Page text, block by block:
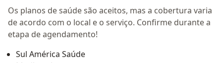
Os planos de saúde são aceitos, mas a cobertura varia
de acordo com o local e o serviço. Confirme durante a
etapa de agendamento!
Sul América Saúde